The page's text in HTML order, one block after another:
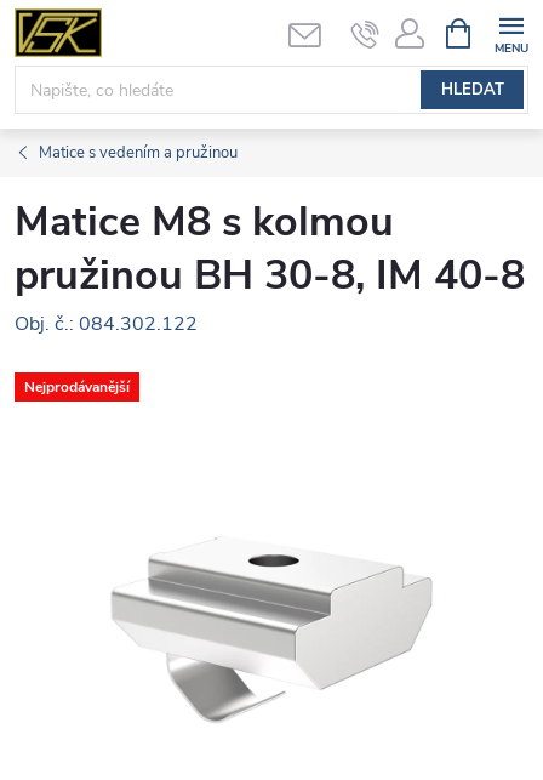
Přejít
obsah
HLEDAT
NÁKUPNÍ
KOŠÍK
Matice s vedením a pružinou
Matice M8 s kolmou
pružinou BH 30-8, IM 40-8
Obj. č.: 084.302.122
Nejprodávanější